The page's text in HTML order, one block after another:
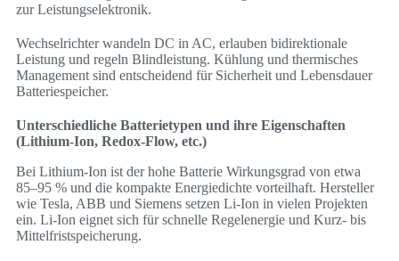
zur Leistungselektronik.
Wechselrichter wandeln DC in AC, erlauben bidirektionale
Leistung und regeln Blindleistung. Kühlung und thermisches
Management sind entscheidend für Sicherheit und Lebensdauer
Batteriespeicher.
Unterschiedliche Batterietypen und ihre Eigenschaften
(Lithium‑Ion, Redox‑Flow, etc.)
Bei Lithium‑Ion ist der hohe Batterie Wirkungsgrad von etwa
85–95 % und die kompakte Energiedichte vorteilhaft. Hersteller
wie Tesla, ABB und Siemens setzen Li‑Ion in vielen Projekten
ein. Li‑Ion eignet sich für schnelle Regelenergie und Kurz- bis
Mittelfristspeicherung.